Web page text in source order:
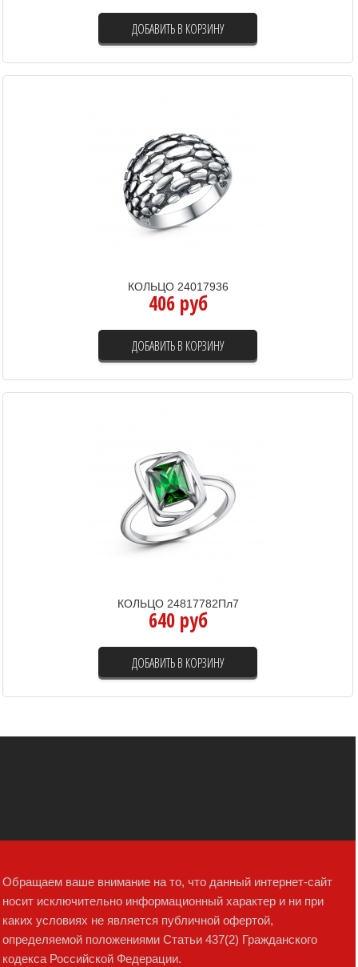
ДОБАВИТЬ В КОРЗИНУ
КОЛЬЦО 24017936
406 руб
ДОБАВИТЬ В КОРЗИНУ
КОЛЬЦО 24817782Пл7
640 руб
ДОБАВИТЬ В КОРЗИНУ
Обращаем ваше внимание на то, что данный интернет-сайт
носит исключительно информационный характер и ни при
каких условиях не является публичной офертой,
определяемой положениями Статьи 437(2) Гражданского
кодекса Российской Федерации.